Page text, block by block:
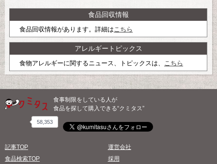
食品回収情報
食品回収情報があります。詳細はこちら
アレルギートピックス
食物アレルギーに関するニュース、トピックスは、 こちら
食事制限をしている人が
食品を探して購入できる“クミタス”
58,353
記事TOP
食品検索TOP
運営会社
採用